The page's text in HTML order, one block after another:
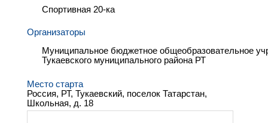
Спортивная 20-ка
Организаторы
Муниципальное бюджетное общеобразовательное
Тукаевского муниципального района РТ
Место старта
Россия, РТ, Тукаевский, поселок Татарстан,
Школьная, д. 18